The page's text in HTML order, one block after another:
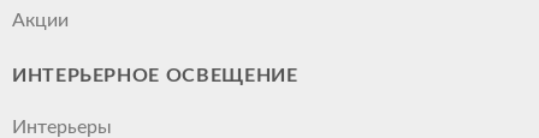
Акции
ИНТЕРЬЕРНОЕ ОСВЕЩЕНИЕ
Интерьеры